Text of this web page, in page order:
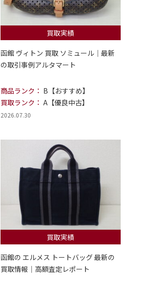
買取実績
函館 ヴィトン 買取 ソミュール｜最新
の取引事例アルタマート
商品ランク： B【おすすめ】
買取ランク： A【優良中古】
2026.07.30
買取実績
函館の エルメス トートバッグ 最新の
買取情報｜高額査定レポート